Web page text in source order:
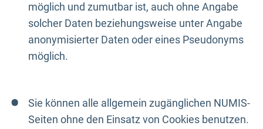
möglich und zumutbar ist, auch ohne Angabe
solcher Daten beziehungsweise unter Angabe
anonymisierter Daten oder eines Pseudonyms
möglich.
Sie können alle allgemein zugänglichen NUMIS-
Seiten ohne den Einsatz von Cookies benutzen.